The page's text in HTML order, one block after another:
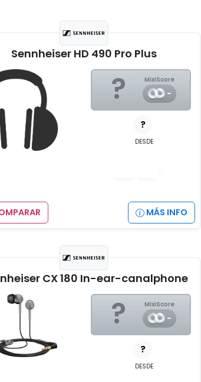
Sennheiser HD 490 Pro Plus
? MixiScore
-
?
DESDE
MÁS INFO
CX 180 In-ear-canalphone
? MixiScore
-
?
DESDE